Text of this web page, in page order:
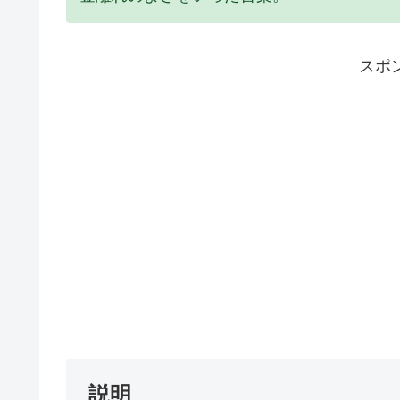
スポ
説明